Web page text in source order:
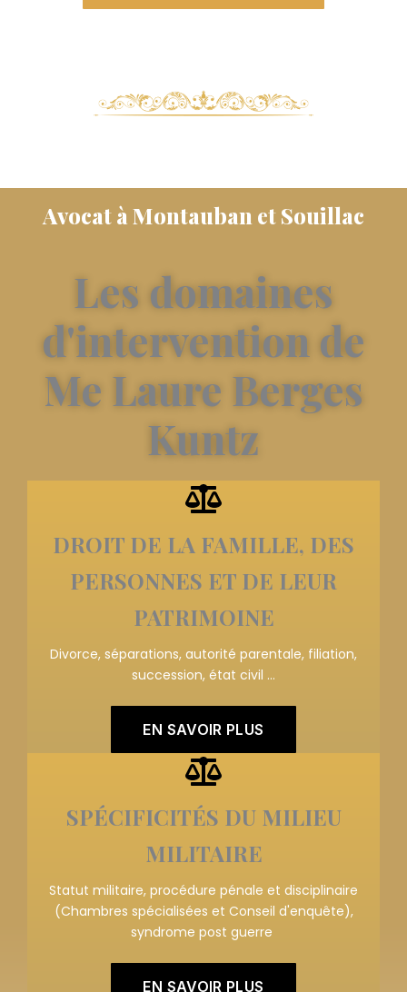
Avocat à Montauban et Souillac
Les domaines
d'intervention de
Me Laure Berges
Kuntz
DROIT DE LA FAMILLE, DES
PERSONNES ET DE LEUR
PATRIMOINE
Divorce, séparations, autorité parentale, filiation,
succession, état civil ...
EN SAVOIR PLUS
SPÉCIFICITÉS DU MILIEU
MILITAIRE
Statut militaire, procédure pénale et disciplinaire
(Chambres spécialisées et Conseil d'enquête),
syndrome post guerre
EN SAVOIR PLUS